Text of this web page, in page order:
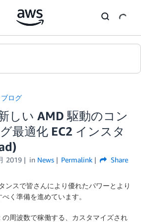
ログ
しい AMD 駆動のコン
最適化 EC2 インスタ
2019 in News Permalink Share
ンスで皆さんにより優れたパワーとより
く準備を進めています。
周波数で稼働する、カスタマイズされ